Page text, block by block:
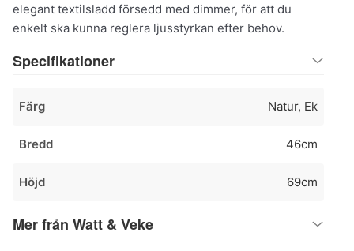
elegant textilsladd försedd med dimmer, för att du
enkelt ska kunna reglera ljusstyrkan efter behov.
Specifikationer
Färg Natur, Ek
Bredd 46cm
Höjd 69cm
Mer från Watt & Veke